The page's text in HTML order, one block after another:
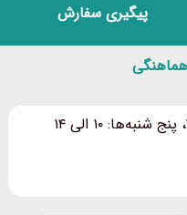
پیگیری سفارش